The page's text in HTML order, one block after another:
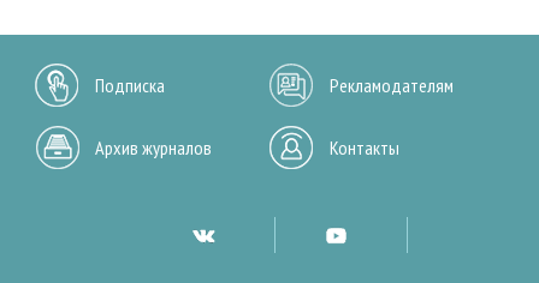
Подписка Рекламодателям
Архив журналов Контакты